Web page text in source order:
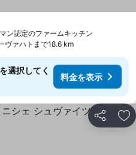
ン認定のファームキッチン
ヴァハトまで18.6 km
選択してく
料金を表示
シェア お